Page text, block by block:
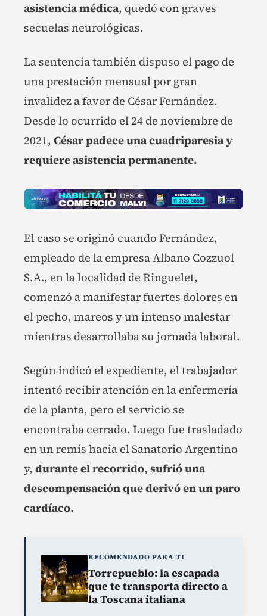
asistencia médica, quedó con graves
secuelas neurológicas.
La sentencia también dispuso el pago de
una prestación mensual por gran
invalidez a favor de César Fernández.
Desde lo ocurrido el 24 de noviembre de
2021, César padece una cuadriparesia y
requiere asistencia permanente.
El caso se originó cuando Fernández,
empleado de la empresa Albano Cozzuol
S.A., en la localidad de Ringuelet,
comenzó a manifestar fuertes dolores en
el pecho, mareos y un intenso malestar
mientras desarrollaba su jornada laboral.
Según indicó el expediente, el trabajador
intentó recibir atención en la enfermería
de la planta, pero el servicio se
encontraba cerrado. Luego fue trasladado
en un remís hacia el Sanatorio Argentino
y, durante el recorrido, sufrió una
descompensación que derivó en un paro
cardíaco.
RECOMENDADO PARA TI
Torrepueblo: la escapada
que te transporta directo a
la Toscana italiana